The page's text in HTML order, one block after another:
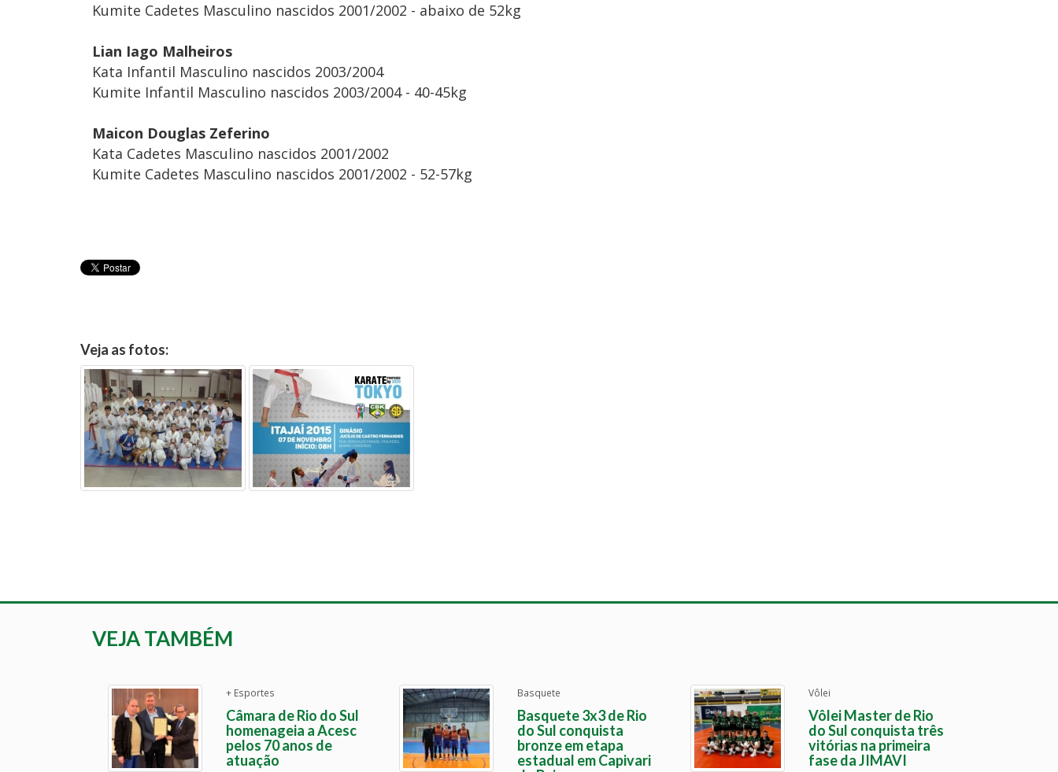
Kumite Cadetes Masculino nascidos 2001/2002 - abaixo de 52kg
Lian Iago Malheiros
Kata Infantil Masculino nascidos 2003/2004
Kumite Infantil Masculino nascidos 2003/2004 - 40-45kg
Maicon Douglas Zeferino
Kata Cadetes Masculino nascidos 2001/2002
Kumite Cadetes Masculino nascidos 2001/2002 - 52-57kg
Veja as fotos:
VEJA TAMBÉM
+ Esportes
Câmara de Rio do Sul
homenageia a Acesc
pelos 70 anos de
atuação
Basquete
Basquete 3x3 de Rio
do Sul conquista
bronze em etapa
estadual em Capivari
Vôlei
Vôlei Master de Rio
do Sul conquista três
vitórias na primeira
fase da JIMAVI